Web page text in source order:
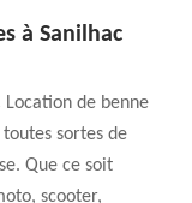
à Sanilhac
Location de benne
sortes de
Que ce soit
scooter,